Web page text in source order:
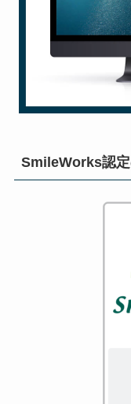
SmileWorks認